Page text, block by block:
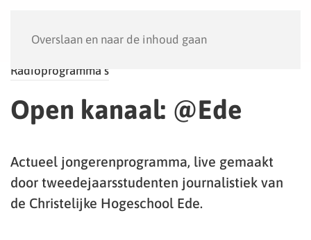
Overslaan en naar de inhoud gaan
Radioprogramma’s
Open kanaal: @Ede
Actueel jongerenprogramma, live gemaakt
door tweedejaarsstudenten journalistiek van
de Christelijke Hogeschool Ede.